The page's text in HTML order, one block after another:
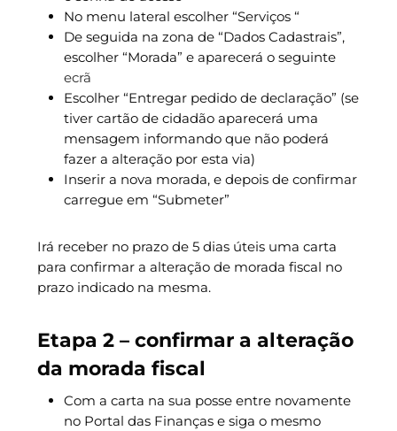
No menu lateral escolher “Serviços “
De seguida na zona de “Dados Cadastrais”,
escolher “Morada” e aparecerá o seguinte
ecrã
Escolher “Entregar pedido de declaração” (se
tiver cartão de cidadão aparecerá uma
mensagem informando que não poderá
fazer a alteração por esta via)
Inserir a nova morada, e depois de confirmar
carregue em “Submeter”
Irá receber no prazo de 5 dias úteis uma carta
para confirmar a alteração de morada fiscal no
prazo indicado na mesma.
Etapa 2 – confirmar a alteração
da morada fiscal
Com a carta na sua posse entre novamente
no Portal das Finanças e siga o mesmo